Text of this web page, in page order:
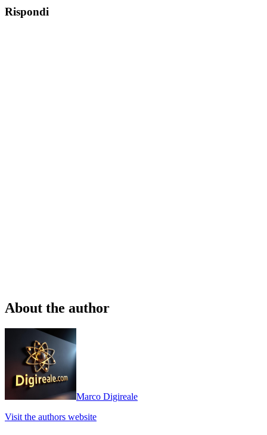
Rispondi
About the author
Marco Digireale
Visit the authors website